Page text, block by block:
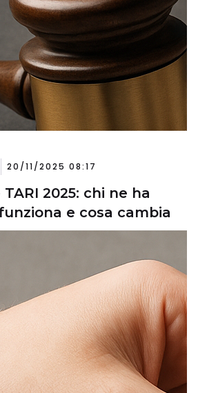
20/11/2025 08:17
2025: chi ne ha
e cosa cambia